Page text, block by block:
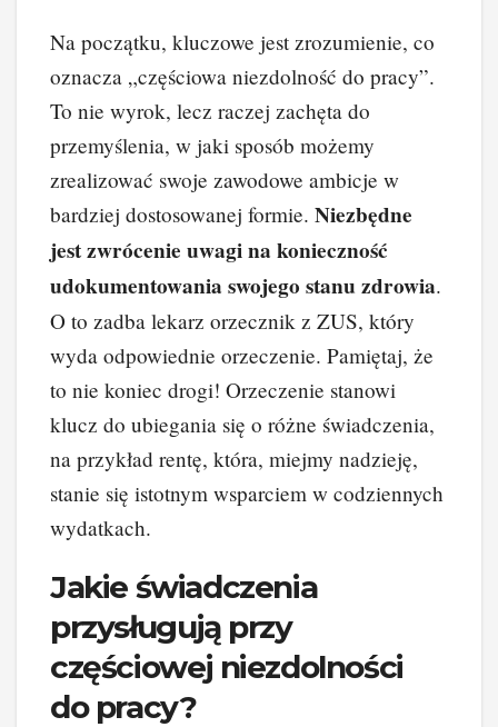
Na początku, kluczowe jest zrozumienie, co
oznacza „częściowa niezdolność do pracy”.
To nie wyrok, lecz raczej zachęta do
przemyślenia, w jaki sposób możemy
zrealizować swoje zawodowe ambicje w
bardziej dostosowanej formie. Niezbędne
jest zwrócenie uwagi na konieczność
udokumentowania swojego stanu zdrowia.
O to zadba lekarz orzecznik z ZUS, który
wyda odpowiednie orzeczenie. Pamiętaj, że
to nie koniec drogi! Orzeczenie stanowi
klucz do ubiegania się o różne świadczenia,
na przykład rentę, która, miejmy nadzieję,
stanie się istotnym wsparciem w codziennych
wydatkach.
Jakie świadczenia
przysługują przy
częściowej niezdolności
do pracy?